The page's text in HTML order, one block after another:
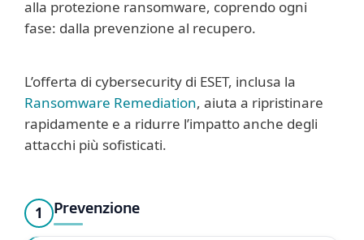
alla protezione ransomware, coprendo ogni
fase: dalla prevenzione al recupero.
L’offerta di cybersecurity di ESET, inclusa la
Ransomware Remediation, aiuta a ripristinare
rapidamente e a ridurre l’impatto anche degli
attacchi più sofisticati.
1 Prevenzione